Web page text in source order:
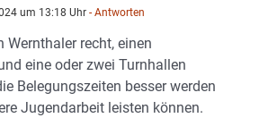
um 13:18 Uhr - Antworten
Wernthaler recht, einen
eine oder zwei Turnhallen
Belegungszeiten besser werden
Jugendarbeit leisten können.